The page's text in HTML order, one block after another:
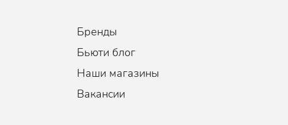
Бренды
Бьюти блог
Наши магазины
Вакансии